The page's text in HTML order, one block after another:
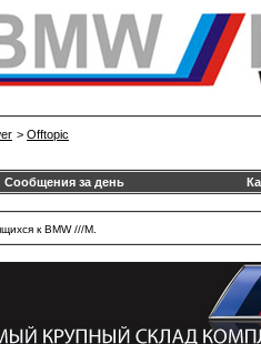
> Offtopic
Сообщения за день
к BMW ///М.